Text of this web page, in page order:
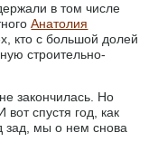
в том числе
Анатолия
кто с большой долей
строительно-
закончилась. Но
спустя год, как
зад, мы о нем снова